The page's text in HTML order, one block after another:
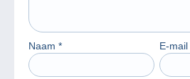
Naam * E-mail